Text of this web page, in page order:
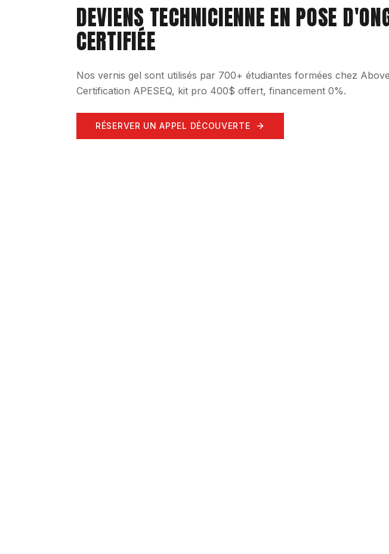
DEVIENS TECHNICIENNE EN POSE
CERTIFIÉE
Nos vernis gel sont utilisés par 700+ étudiantes formées chez
Certification APESEQ, kit pro 400$ offert, financement 0%.
RÉSERVER UN APPEL DÉCOUVERTE